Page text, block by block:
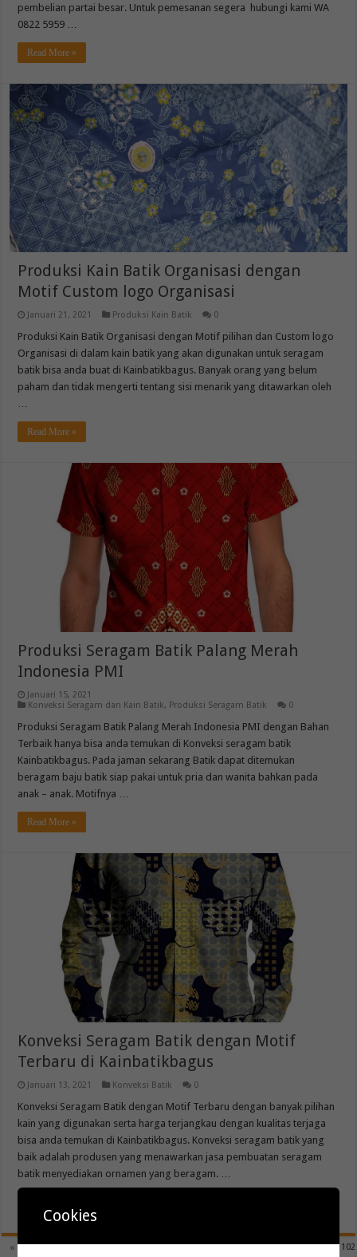
pembelian partai besar. Untuk pemesanan segera hubungi kami WA
0822 5959 …
Read More »
Produksi Kain Batik Organisasi dengan
Motif Custom logo Organisasi
Januari 21, 2021 Produksi Kain Batik 0
Produksi Kain Batik Organisasi dengan Motif pilihan dan Custom logo
Organisasi di dalam kain batik yang akan digunakan untuk seragam
batik bisa anda buat di Kainbatikbagus. Banyak orang yang belum
paham dan tidak mengerti tentang sisi menarik yang ditawarkan oleh
…
Read More »
Produksi Seragam Batik Palang Merah
Indonesia PMI
Januari 15, 2021
Konveksi Seragam dan Kain Batik, Produksi Seragam Batik 0
Produksi Seragam Batik Palang Merah Indonesia PMI dengan Bahan
Terbaik hanya bisa anda temukan di Konveksi seragam batik
Kainbatikbagus. Pada jaman sekarang Batik dapat ditemukan
beragam baju batik siap pakai untuk pria dan wanita bahkan pada
anak – anak. Motifnya …
Read More »
Konveksi Seragam Batik dengan Motif
Terbaru di Kainbatikbagus
Januari 13, 2021 Konveksi Batik 0
Konveksi Seragam Batik dengan Motif Terbaru dengan banyak pilihan
kain yang digunakan serta harga terjangkau dengan kualitas terjaga
bisa anda temukan di Kainbatikbagus. Konveksi seragam batik yang
baik adalah produsen yang menawarkan jasa pembuatan seragam
batik menyediakan ornamen yang beragam. …
Page 20 of 102
« First ... 10 « 18 19 20 21 22 »
Cookies